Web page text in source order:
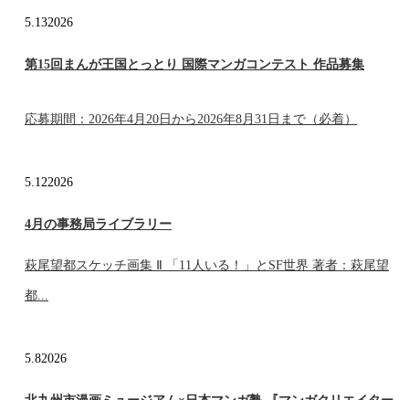
5.132026
第15回まんが王国とっとり 国際マンガコンテスト 作品募集
応募期間：2026年4月20日から2026年8月31日まで（必着）
5.122026
4月の事務局ライブラリー
萩尾望都スケッチ画集 Ⅱ 「11人いる！」とSF世界 著者：萩尾望
都...
5.82026